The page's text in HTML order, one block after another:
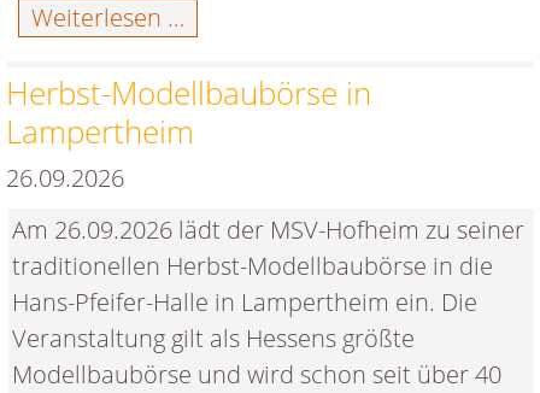
Weiterlesen …
beim
MFCA
Herbst-Modellbaubörse in
Lampertheim
26.09.2026
Am 26.09.2026 lädt der MSV-Hofheim zu seiner
traditionellen Herbst-Modellbaubörse in die
Hans-Pfeifer-Halle in Lampertheim ein. Die
Veranstaltung gilt als Hessens größte
Modellbaubörse und wird schon seit über 40